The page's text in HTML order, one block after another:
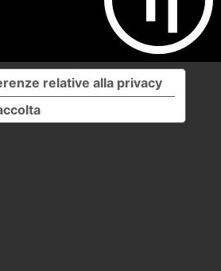
relative alla privacy